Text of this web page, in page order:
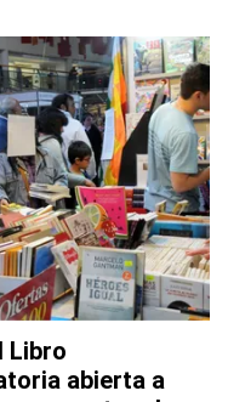
Libro
abierta a